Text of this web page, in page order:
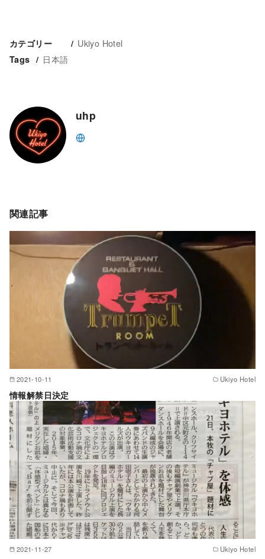
カテゴリー Ukiyo Hotel
Tags 日本語
uhp
関連記事
2021-10-11 Ukiyo Hotel
情報解禁日決定
2021-11-27 Ukiyo Hotel